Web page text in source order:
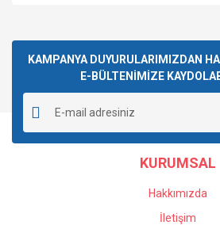
Yorum Yaz
kullanarak tarafımıza iletebilirsiniz.
Görüş ve önerileriniz için teşekkür
Ürün resmi kalitesiz, bozuk veya
Ürün açıklamasında eksik bilgiler
Ürün bilgilerinde hatalar bulunuyor.
Ürün fiyatı diğer sitelerden daha
KAMPANYA DUYURULARIMIZDAN
E-BÜLTENİMİZE
KURUMSAL
Hakkımızda
İletişim